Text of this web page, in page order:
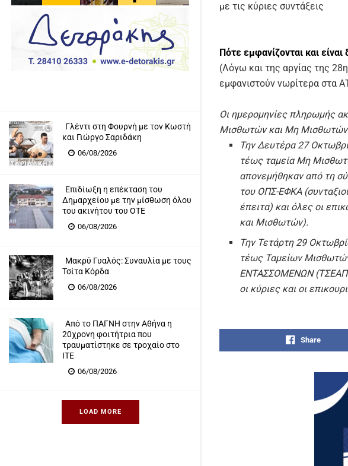
Γλέντι στη Φουρνή με τον Κωστή
και Γιώργο Σαριδάκη
06/08/2026
Επιδίωξη η επέκταση του
Δημαρχείου με την μίσθωση όλου
του ακινήτου του ΟΤΕ
06/08/2026
Μακρύ Γυαλός: Συναυλία με τους
Τσίτα Κόρδα
06/08/2026
Από το ΠΑΓΝΗ στην Αθήνα η
20χρονη φοιτήτρια που
τραυματίστηκε σε τροχαίο στο
ΙΤΕ
06/08/2026
LOAD MORE
με τις κύριες συντάξεις
Πότε εμφανίζονται και
(Λόγω και της αργίας της
εμφανιστούν νωρίτερα στα
Οι ημερομηνίες πληρωμής
Μισθωτών και Μη Μισθωτών
Την Δευτέρα 27
τέως ταμεία Μη
απονεμήθηκαν από τη
του ΟΠΣ-ΕΦΚΑ
έπειτα) και όλες οι
και Μισθωτών).
Την Τετάρτη 29
τέως Ταμείων
ΕΝΤΑΣΣΟΜΕΝΩΝ
οι κύριες και οι
Share